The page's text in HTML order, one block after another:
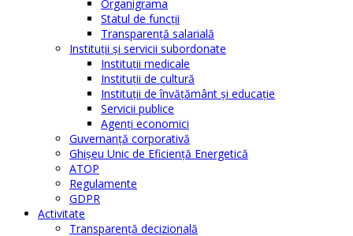
Organigrama
Statul de funcții
Transparență salarială
Instituţii şi servicii subordonate
Instituţii medicale
Instituţii de cultură
Instituţii de învăţământ şi educaţie
Servicii publice
Agenţi economici
Guvernanță corporativă
Ghişeu Unic de Eficienţă Energetică
ATOP
Regulamente
GDPR
Activitate
Transparenţă decizională